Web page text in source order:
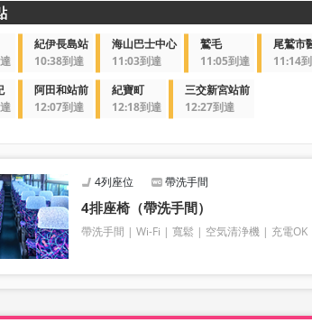
紀伊長島站
10:38到達
海山巴士中心
11:03到達
鷲毛
11:05到達
尾鷲市
11:14
阿田和站前
12:07到達
紀寶町
12:18到達
三交新宮站前
12:27到達
4列座位 帶洗手間
4排座椅（帶洗手間）
帶洗手間 Wi-Fi 寬鬆 空気清浄機 充電OK